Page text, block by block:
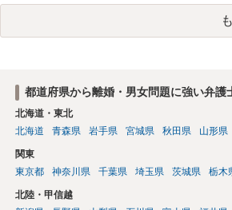
ありますので弁護士を立てることを検討される
都道府県から離婚・男女問題に強い弁護
北海道・東北
北海道
青森県 岩手県 宮城県 秋田県 山形県
関東
東京都
神奈川県 千葉県 埼玉県 茨城県 栃木
北陸・甲信越